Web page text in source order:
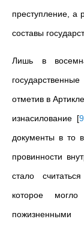
преступление, а
составы
Лишь в
отметив в
изнасилование [
документы в то
провинности
стало
которое